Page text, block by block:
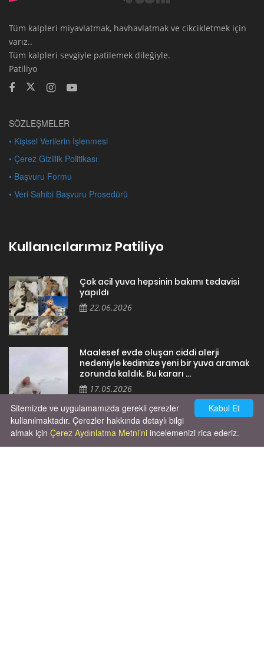
Tüm kalpleri miyavlatmak, havhavlatmak ve cikcikletmek için
varız..
Tüm kalpleri sevgiyle patilemek dileğiyle.
Patiliyo
SÖZLEŞMELER
• Kişisel Verilerin İşlenmesi
• Çerez Gizlilik Politikası
• Başvuru Formu
• Veri Sahibi Başvuru Prosedürü
Kullanıcılarımız Patiliyo
Çok acil yuva hepsinin bakımı tedavisi
yapıldı
22.06.2026
Maalesef evde oluşan ciddi alerji
nedeniyle kedimize yeni bir yuva aramak
zorunda kaldık. Bu kararı ...
17.05.2026
Kabul Et
Sitemizde ve uygulamamızda gerekli çerezler
kullanılmaktadır. Çerezler hakkında detaylı bilgi
almak için Çerez Aydınlatma Metni’ni incelemenizi rica ederiz.